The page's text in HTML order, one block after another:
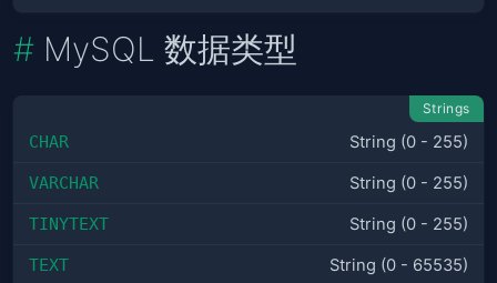
MySQL 数据类型
Strings
CHAR String (0 - 255)
VARCHAR String (0 - 255)
TINYTEXT String (0 - 255)
TEXT String (0 - 65535)